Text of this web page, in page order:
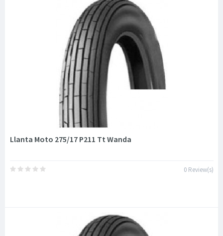
Llanta Moto 275/17 P211 Tt Wanda
0 Review(s)